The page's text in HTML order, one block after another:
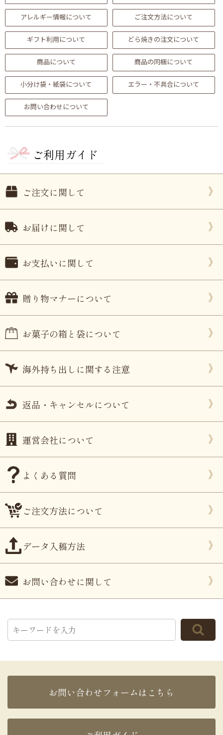
アレルギー情報について ご注文方法について
ギフト利用について どら焼きの注文について
商品について 商品の同梱について
小分け袋・紙袋について エラー・不具合について
お問い合わせについて
ご利用ガイド
ご注文に関して
お届けに関して
お支払いに関して
贈り物マナーについて
お菓子の箱と袋について
海外持ち出しに関する注意
返品・キャンセルについて
運営会社について
よくある質問
ご注文方法について
データ入稿方法
お問い合わせに関して
お問い合わせフォームはこちら